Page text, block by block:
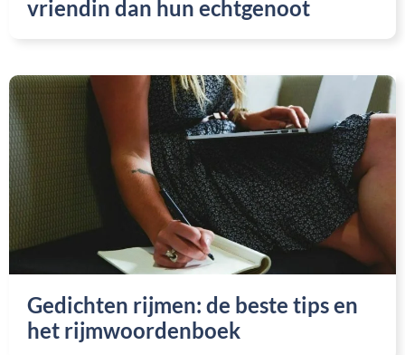
vriendin dan hun echtgenoot
Gedichten rijmen: de beste tips en
het rijmwoordenboek